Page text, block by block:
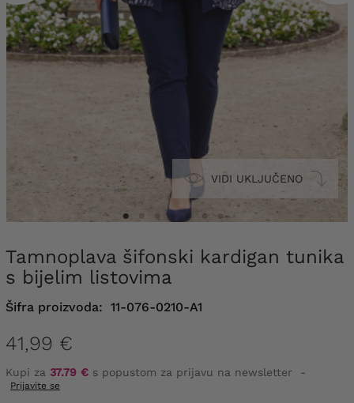
VIDI UKLJUČENO
Tamnoplava šifonski kardigan tunika
s bijelim listovima
Šifra proizvoda: 11-076-0210-A1
41,99 €
Kupi za 37.79 € s popustom za prijavu na newsletter -
Prijavite se